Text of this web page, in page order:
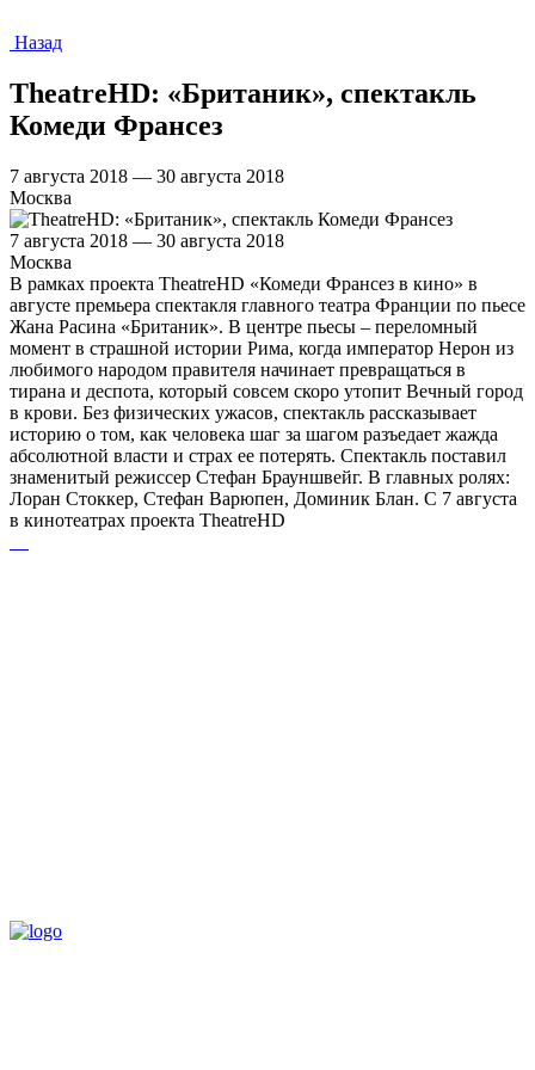
Назад
TheatreHD: «Британик», спектакль
Комеди Франсез
7 августа 2018 — 30 августа 2018
Москва
7 августа 2018 — 30 августа 2018
Москва
В рамках проекта TheatreHD «Комеди Франсез в кино» в
августе премьера спектакля главного театра Франции по пьесе
Жана Расина «Британик». В центре пьесы – переломный
момент в страшной истории Рима, когда император Нерон из
любимого народом правителя начинает превращаться в
тирана и деспота, который совсем скоро утопит Вечный город
в крови. Без физических ужасов, спектакль рассказывает
историю о том, как человека шаг за шагом разъедает жажда
абсолютной власти и страх ее потерять. Спектакль поставил
знаменитый режиссер Стефан Брауншвейг. В главных ролях:
Лоран Стоккер, Стефан Варюпен, Доминик Блан. С 7 августа
в кинотеатрах проекта TheatreHD